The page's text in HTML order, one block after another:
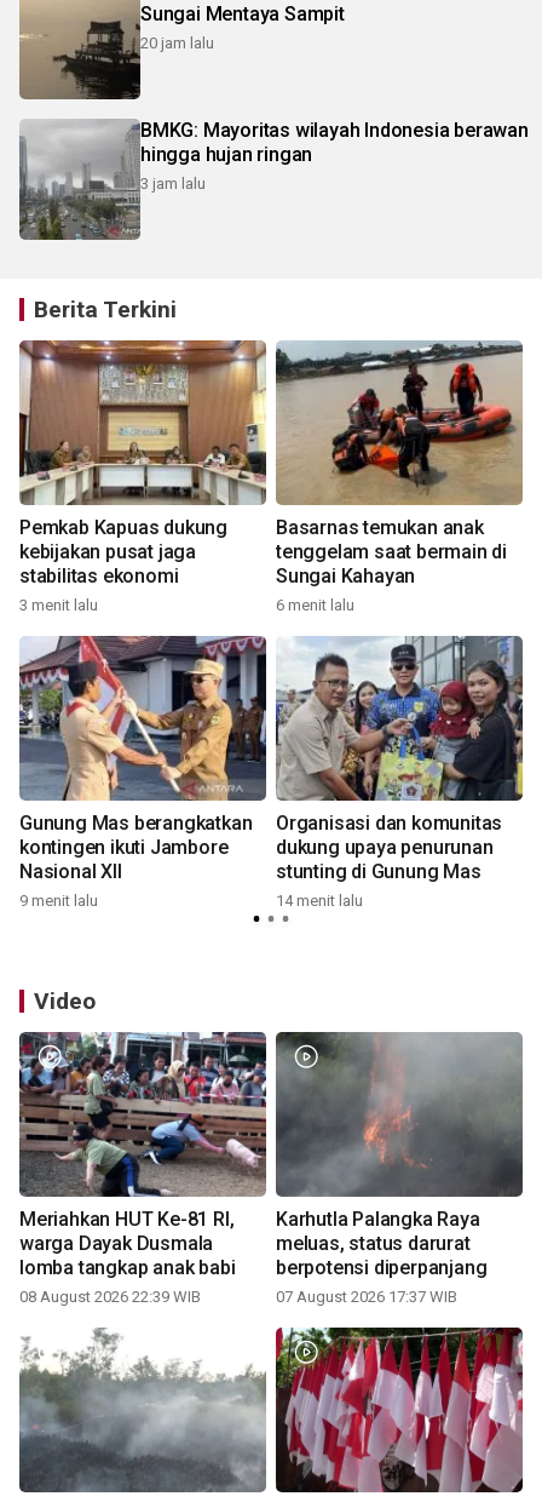
Sungai Mentaya Sampit
20 jam lalu
BMKG: Mayoritas wilayah Indonesia berawan
hingga hujan ringan
3 jam lalu
Berita Terkini
Pemkab Kapuas dukung
kebijakan pusat jaga
stabilitas ekonomi
3 menit lalu
Basarnas temukan anak
tenggelam saat bermain di
Sungai Kahayan
6 menit lalu
Gunung Mas berangkatkan
kontingen ikuti Jambore
Nasional XII
9 menit lalu
Organisasi dan komunitas
dukung upaya penurunan
stunting di Gunung Mas
14 menit lalu
Video
Meriahkan HUT Ke-81 RI,
warga Dayak Dusmala
lomba tangkap anak babi
08 August 2026 22:39 WIB
Karhutla Palangka Raya
meluas, status darurat
berpotensi diperpanjang
07 August 2026 17:37 WIB